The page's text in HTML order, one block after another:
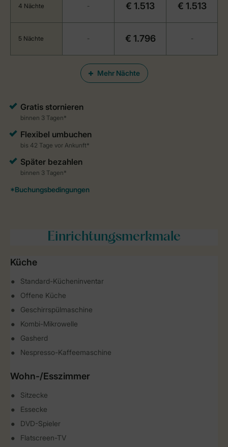
Mehr Nächte
4 Nächte - € 1.513 € 1.513
5 Nächte - € 1.796 -
Einrichtungsmerkmale
Küche
Standard-Kücheninventar
Offene Küche
Geschirrspülmaschine
Kombi-Mikrowelle
Gasherd
Nespresso-Kaffeemaschine
Wohn-/Esszimmer
Sitzecke
Essecke
DVD-Spieler
Flatscreen-TV